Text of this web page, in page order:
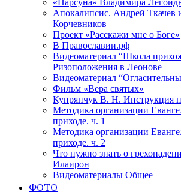
«Парсуна» Владимира
Апокалипсис. Андрей Ткачев
Корчевников
Проект «Расскажи мне о Боге»
В Православии.рф
Видеоматериал “Школа
Ризоположения в Леонове
Видеоматериал
Фильм «Вера святых»
Купрянчук В. Н. Инструкция
Методика организации
приходе. ч. 1
Методика организации
приходе. ч. 2
Что нужно знать о
Илаирон
Видеоматериалы Общее
ФОТО